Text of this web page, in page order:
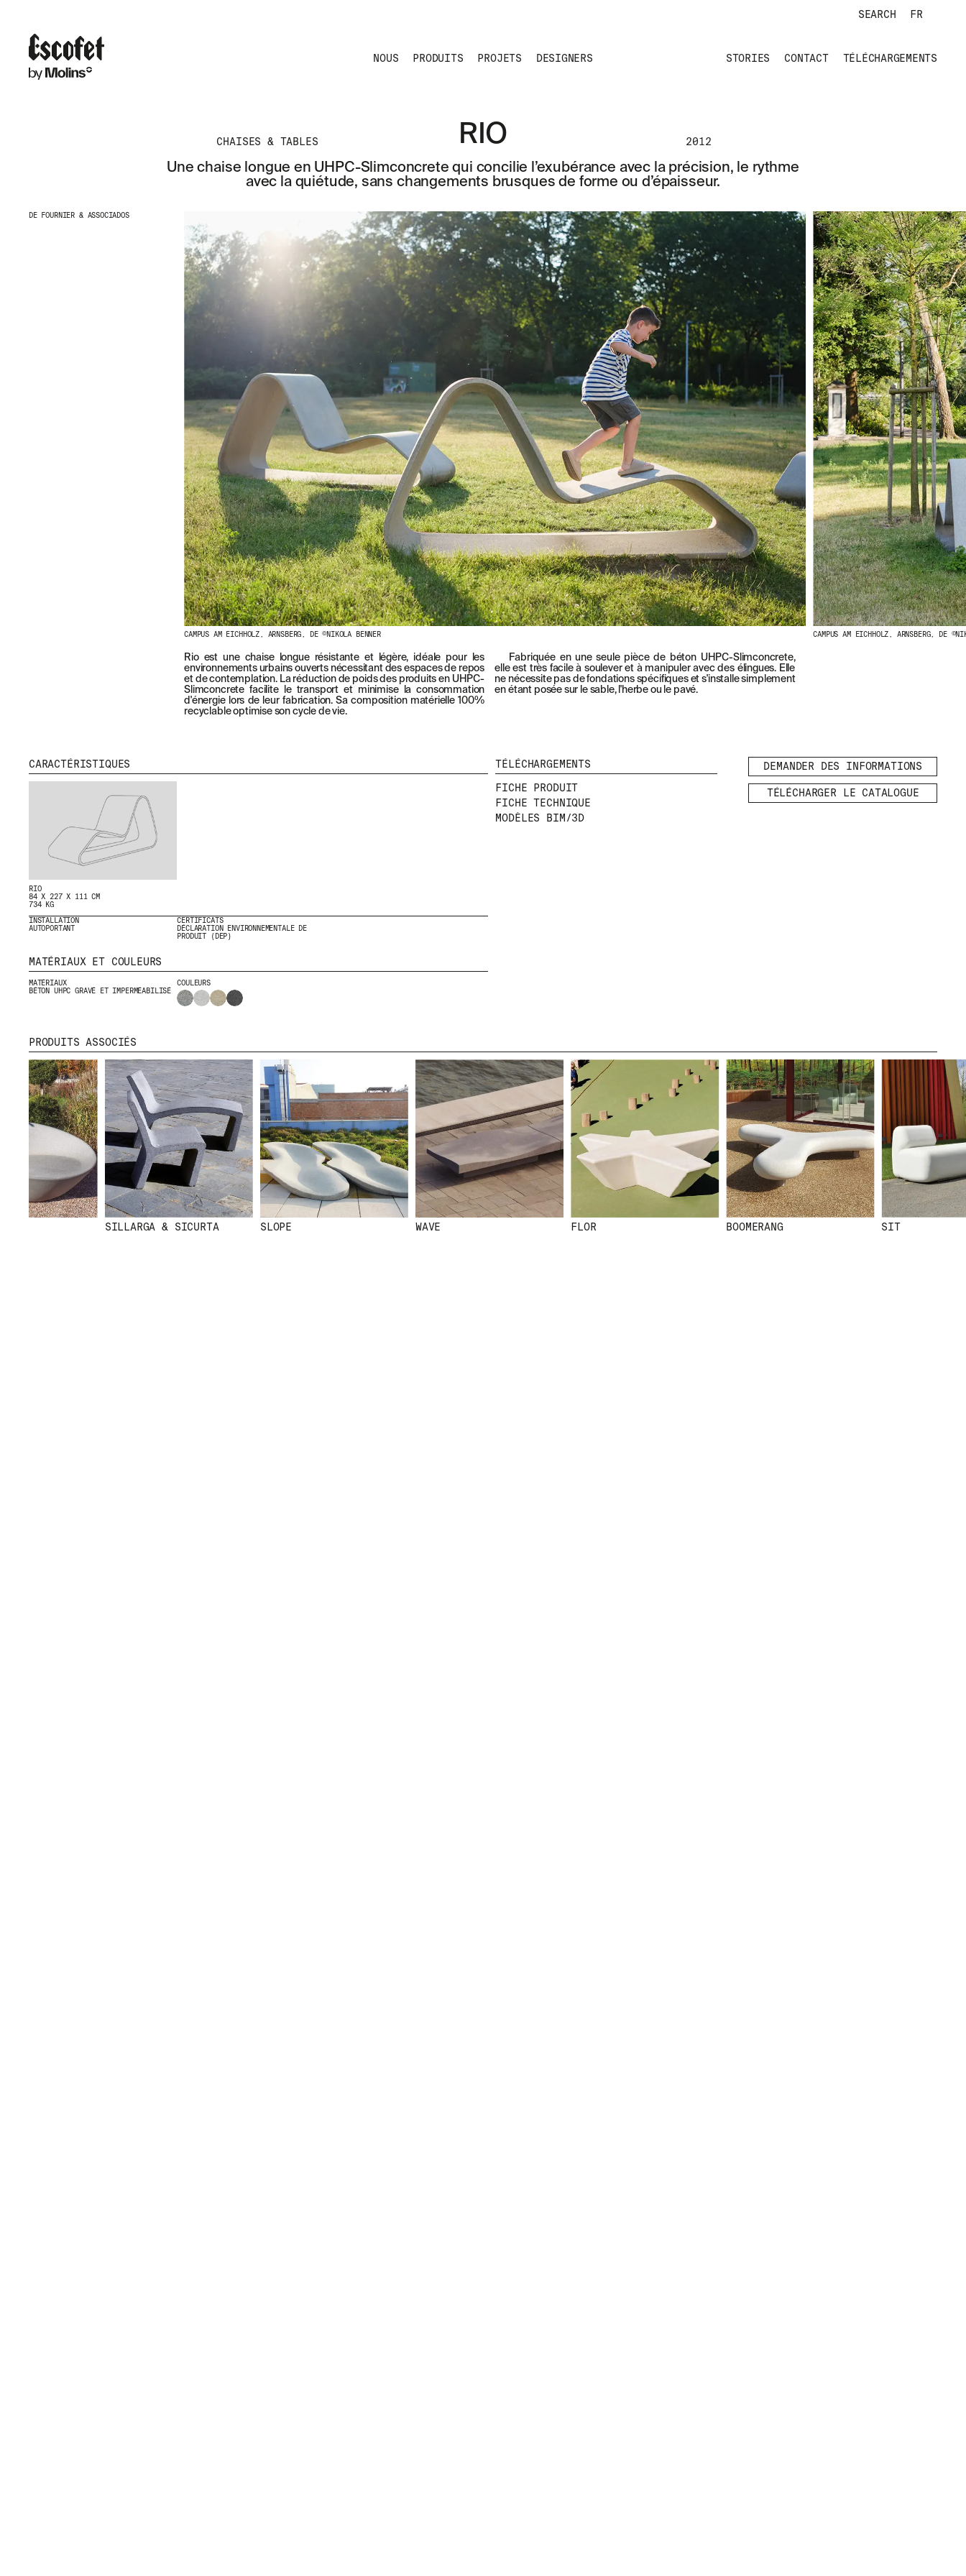
SEARCH FR
NOUS PRODUITS PROJETS DESIGNERS STORIES CONTACT TÉLÉCHARGEMENTS
CHAISES & TABLES RIO 2012
Une chaise longue en UHPC-Slimconcrete qui concilie l’exubérance avec la précision, le rythme
avec la quiétude, sans changements brusques de forme ou d’épaisseur.
DE FOURNIER & ASSOCIADOS
CAMPUS AM EICHHOLZ, ARNSBERG, DE ©NIKOLA BENNER CAMPUS AM EICHHOLZ, ARNSBERG, DE
Rio est une chaise longue résistante et légère, idéale pour les
environnements urbains ouverts nécessitant des espaces de repos
et de contemplation. La réduction de poids des produits en UHPC-
Slimconcrete facilite le transport et minimise la consommation
d'énergie lors de leur fabrication. Sa composition matérielle 100%
recyclable optimise son cycle de vie.
Fabriquée en une seule pièce de béton UHPC-Slimconcrete,
elle est très facile à soulever et à manipuler avec des élingues. Elle
ne nécessite pas de fondations spécifiques et s'installe simplement
en étant posée sur le sable, l'herbe ou le pavé.
CARACTÉRISTIQUES
RIO
84 X 227 X 111 CM
734 KG
INSTALLATION
AUTOPORTANT
CERTIFICATS
DÉCLARATION ENVIRONNEMENTALE DE
PRODUIT (DEP)
MATÉRIAUX ET COULEURS
MATÉRIAUX
BÉTON UHPC GRAVÉ ET IMPERMÉABILISÉ
COULEURS
TÉLÉCHARGEMENTS
FICHE PRODUIT
FICHE TECHNIQUE
MODÈLES BIM/3D
DEMANDER DES INFORMATIONS
TÉLÉCHARGER LE CATALOGUE
PRODUITS ASSOCIÉS
SILLARGA & SICURTA SLOPE WAVE FLOR BOOMERANG SIT
MENU
NOUS
PRODUITS
PROJETS
DESIGNERS
STORIES
CONTACT
TÉLÉCHARGEMENTS
IG
IN
FB
VIMEO
NEWSLETTER
N
E
W
S
L
E
LÉGAL
MENTIONS
LÉGALES
POLITIQUE DE
COOKIES
POLITIQUE DE
CONFIDENTIALITÉ
CANAL ÉTHIQUE
CRÉDITS